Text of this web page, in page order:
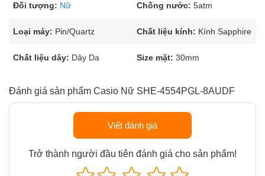
Đối tượng: Nữ Chống nước: 5atm
Loại máy: Pin/Quartz Chất liệu kính: Kính Sapphire
Chất liệu dây: Dây Da Size mặt: 30mm
Đánh giá sản phẩm Casio Nữ SHE-4554PGL-8AUDF
Viết đánh giá
Trở thành người đầu tiên đánh giá cho sản phẩm!